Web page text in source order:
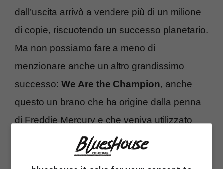
dall’uscita arrivò a vendere più di un milione
di copie, riscuotendo un successo planetario.
Ma non possiamo fare a meno di
menzionare anche un altro grandissimo
successo: We Are the Champion, anche
questo un brano che ha origine dalla penna
di Freddie Mercury e che veniva utilizzato
per chiudere tutti i concerti dei The Queen.